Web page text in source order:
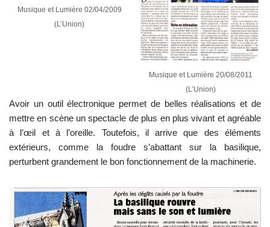
Musique et Lumière 02/04/2009
(L’Union)
Musique et Lumière 20/08/2011
(L’Union)
Avoir un outil électronique permet de belles réalisations et de
mettre en scène un spectacle de plus en plus vivant et agréable
à l’œil et à l’oreille. Toutefois, il arrive que des éléments
extérieurs, comme la foudre s’abattant sur la basilique,
perturbent grandement le bon fonctionnement de la machinerie.